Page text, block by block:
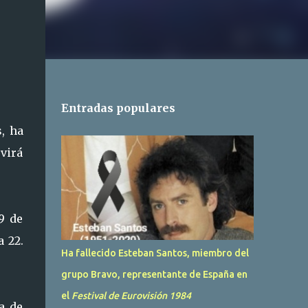
ha
de
22.
Entradas populares
Ha fallecido Esteban Santos, miembro del
grupo Bravo, representante de España en
el Festival de Eurovisión 1984